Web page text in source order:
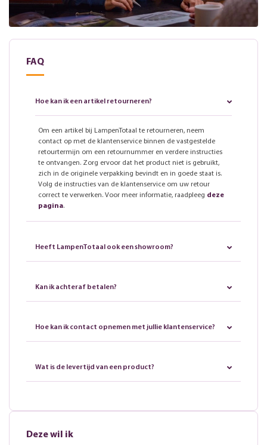
FAQ
Hoe kan ik een artikel retourneren?
Om een artikel bij LampenTotaal te retourneren, neem
contact op met de klantenservice binnen de vastgestelde
retourtermijn om een retournummer en verdere instructies
te ontvangen. Zorg ervoor dat het product niet is gebruikt,
zich in de originele verpakking bevindt en in goede staat is.
Volg de instructies van de klantenservice om uw retour
correct te verwerken. Voor meer informatie, raadpleeg deze
pagina.
Heeft LampenTotaal ook een showroom?
Kan ik achteraf betalen?
Hoe kan ik contact opnemen met jullie klantenservice?
Wat is de levertijd van een product?
Deze wil ik